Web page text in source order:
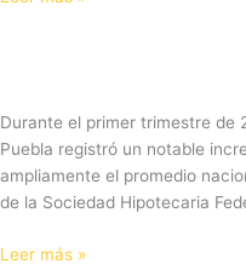
Durante el primer trimestre de
Puebla registró un notable
ampliamente el promedio
de la Sociedad Hipotecaria
el
aumento
de
precios
vivienda
Leer más »